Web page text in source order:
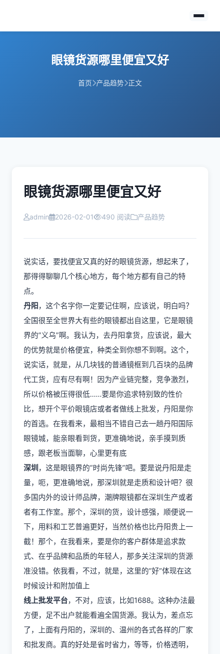
眼镜货源哪里便宜又好
首页 产品趋势 正文
眼镜货源哪里便宜又好
admin 2026-02-01 490 阅读 产品趋势
说实话，要找便宜又真的好的眼镜货源，想起来了，
那得得聊聊几个核心地方，每个地方都有自己的特
点。
丹阳，这个名字你一定要记住啊，应该说，明白吗？
全国很至全世界大有些的眼镜都出自这里，它是眼镜
界的“义乌”啊。我认为，去丹阳拿货，应该说，最大
的优势就是价格便宜，种类全到你想不到啊。这个，
说实话，就是，从几块钱的普通镜框到几百块的品牌
代工货，应有尽有啊！因为产业链完整，竞争激烈，
所以价格被压得很低......要是你追求特别致的性价
比，想开个平价眼镜店或者者做线上批发，丹阳是你
的首选。在我看来，最相当不错自己去一趟丹阳国际
眼镜城，能亲眼看到货，更准确地说，亲手摸到质
感，跟老板当面聊，心里更有底
深圳 ，这是眼镜界的“时尚先锋”吧。要是说丹阳是走
量，呃，更准确地说，那深圳就是走质和设计吧？很
多国内外的设计师品牌，潮牌眼镜都在深圳生产或者
者有工作室。那个，深圳的货，设计感强，顺便说一
下，用料和工艺普遍更好，当然价格也比丹阳贵上一
截！那个，在我看来，要是你的客户群体是追求款
式、在乎品牌和品质的年轻人，那多关注深圳的货源
准没错。依我看，不过，就是，这里的“好”体现在这
时候设计和附加值上
线上批发平台，不对，应该，比如1688。这种办法最
方便，足不出户就能看遍全国货源。我认为，差点忘
了，上面有丹阳的，深圳的、温州的各式各样的厂家
和批发商。真的好处是省时省力，等等，价格透明，